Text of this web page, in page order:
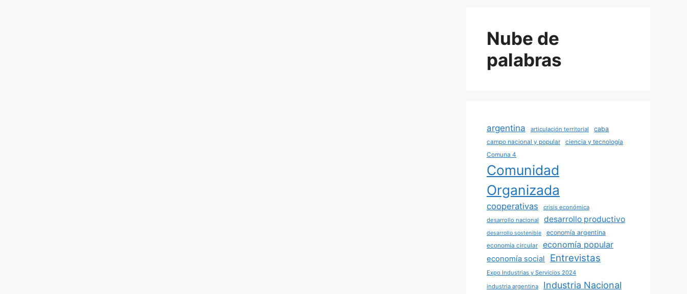
Nube de
palabras
argentina articulación territorial
caba
campo nacional y popular
ciencia y tecnología
Comuna 4
Comunidad
Organizada
cooperativas
crisis económica
desarrollo nacional
desarrollo productivo
desarrollo sostenible
economía argentina
economía circular
economía popular
economía social Entrevistas
Expo Industrias y Servicios 2024
industria argentina
Industria Nacional